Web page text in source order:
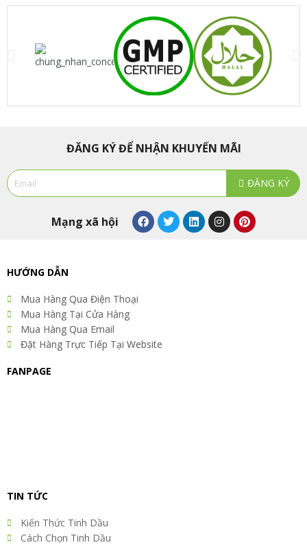
ĐĂNG KÝ ĐỂ NHẬN KHUYẾN MÃI
Email
ĐĂNG KÝ
Mạng xã hội F
a
c
T
w
i
L
i
n
I
n
s
P
i
n
HƯỚNG DẪN
Mua Hàng Qua Điện Thoại
Mua Hàng Tại Cửa Hàng
Mua Hàng Qua Email
Đặt Hàng Trực Tiếp Tại Website
FANPAGE
TIN TỨC
Kiến Thức Tinh Dầu
Cách Chọn Tinh Dầu